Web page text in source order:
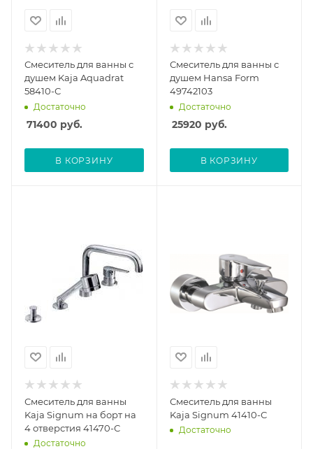
Смеситель для ванны с
душем Kaja Aquadrat
58410-С
Достаточно
71400 руб.
В КОРЗИНУ
Смеситель для ванны с
душем Hansa Form
49742103
Достаточно
25920 руб.
В КОРЗИНУ
Смеситель для ванны
Kaja Signum на борт на
4 отверстия 41470-С
Достаточно
Смеситель для ванны
Kaja Signum 41410-С
Достаточно